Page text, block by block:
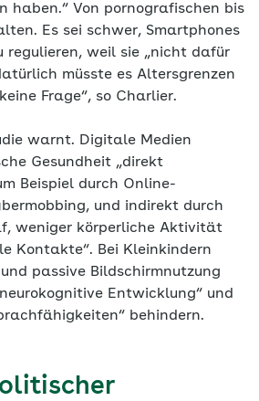
haben.“ Von pornografischen bis
Es sei schwer, Smartphones
regulieren, weil sie „nicht dafür
müsste es Altersgrenzen
Frage“, so Charlier.
warnt. Digitale Medien
Gesundheit „direkt
Beispiel durch Online-
und indirekt durch
weniger körperliche Aktivität
Kontakte“. Bei Kleinkindern
passive Bildschirmnutzung
Entwicklung“ und
behindern.